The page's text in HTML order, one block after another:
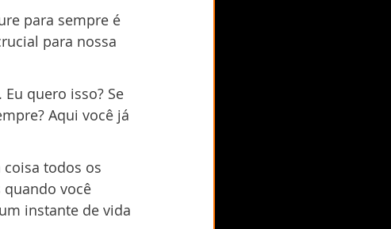
para sempre é
para nossa
quero isso? Se
Aqui você já
todos os
quando você
instante de vida